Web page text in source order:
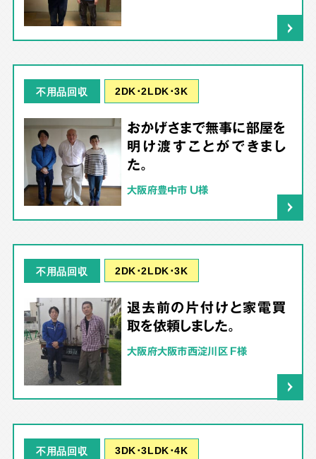
不用品回収 2DK･2LDK･3K
おかげさまで無事に部屋を
明け渡すことができまし
た。
大阪府豊中市 U様
不用品回収 2DK･2LDK･3K
退去前の片付けと家電買
取を依頼しました。
大阪府大阪市西淀川区 F様
不用品回収 3DK･3LDK･4K